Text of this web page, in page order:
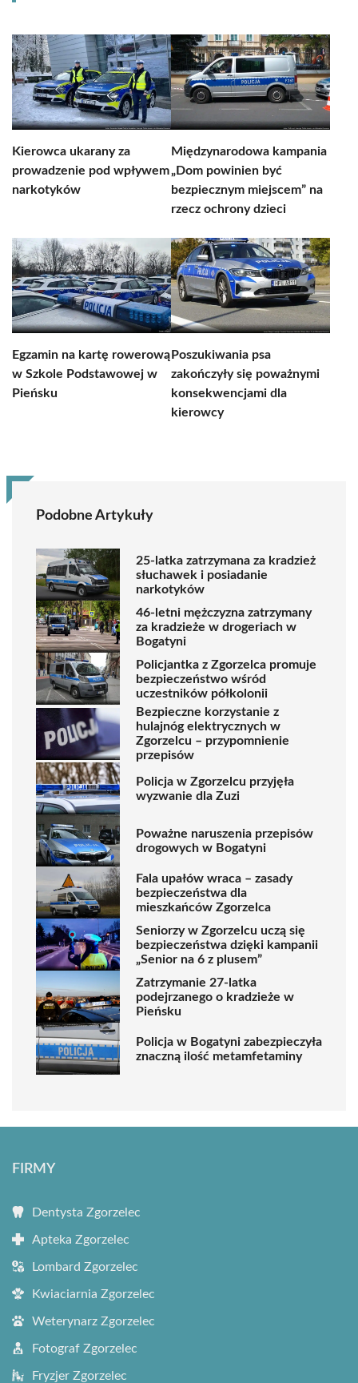
Kierowca ukarany za
prowadzenie pod wpływem
narkotyków
Międzynarodowa kampania
„Dom powinien być
bezpiecznym miejscem” na
rzecz ochrony dzieci
Egzamin na kartę rowerową
w Szkole Podstawowej w
Pieńsku
Poszukiwania psa
zakończyły się poważnymi
konsekwencjami dla
kierowcy
Podobne Artykuły
25-latka zatrzymana za kradzież
słuchawek i posiadanie
narkotyków
46-letni mężczyzna zatrzymany
za kradzieże w drogeriach w
Bogatyni
Policjantka z Zgorzelca promuje
bezpieczeństwo wśród
uczestników półkolonii
Bezpieczne korzystanie z
hulajnóg elektrycznych w
Zgorzelcu – przypomnienie
przepisów
Policja w Zgorzelcu przyjęła
wyzwanie dla Zuzi
Poważne naruszenia przepisów
drogowych w Bogatyni
Fala upałów wraca – zasady
bezpieczeństwa dla
mieszkańców Zgorzelca
Seniorzy w Zgorzelcu uczą się
bezpieczeństwa dzięki kampanii
„Senior na 6 z plusem”
Zatrzymanie 27-latka
podejrzanego o kradzieże w
Pieńsku
Policja w Bogatyni zabezpieczyła
znaczną ilość metamfetaminy
FIRMY
Dentysta Zgorzelec
Apteka Zgorzelec
Lombard Zgorzelec
Kwiaciarnia Zgorzelec
Weterynarz Zgorzelec
Fotograf Zgorzelec
Fryzjer Zgorzelec